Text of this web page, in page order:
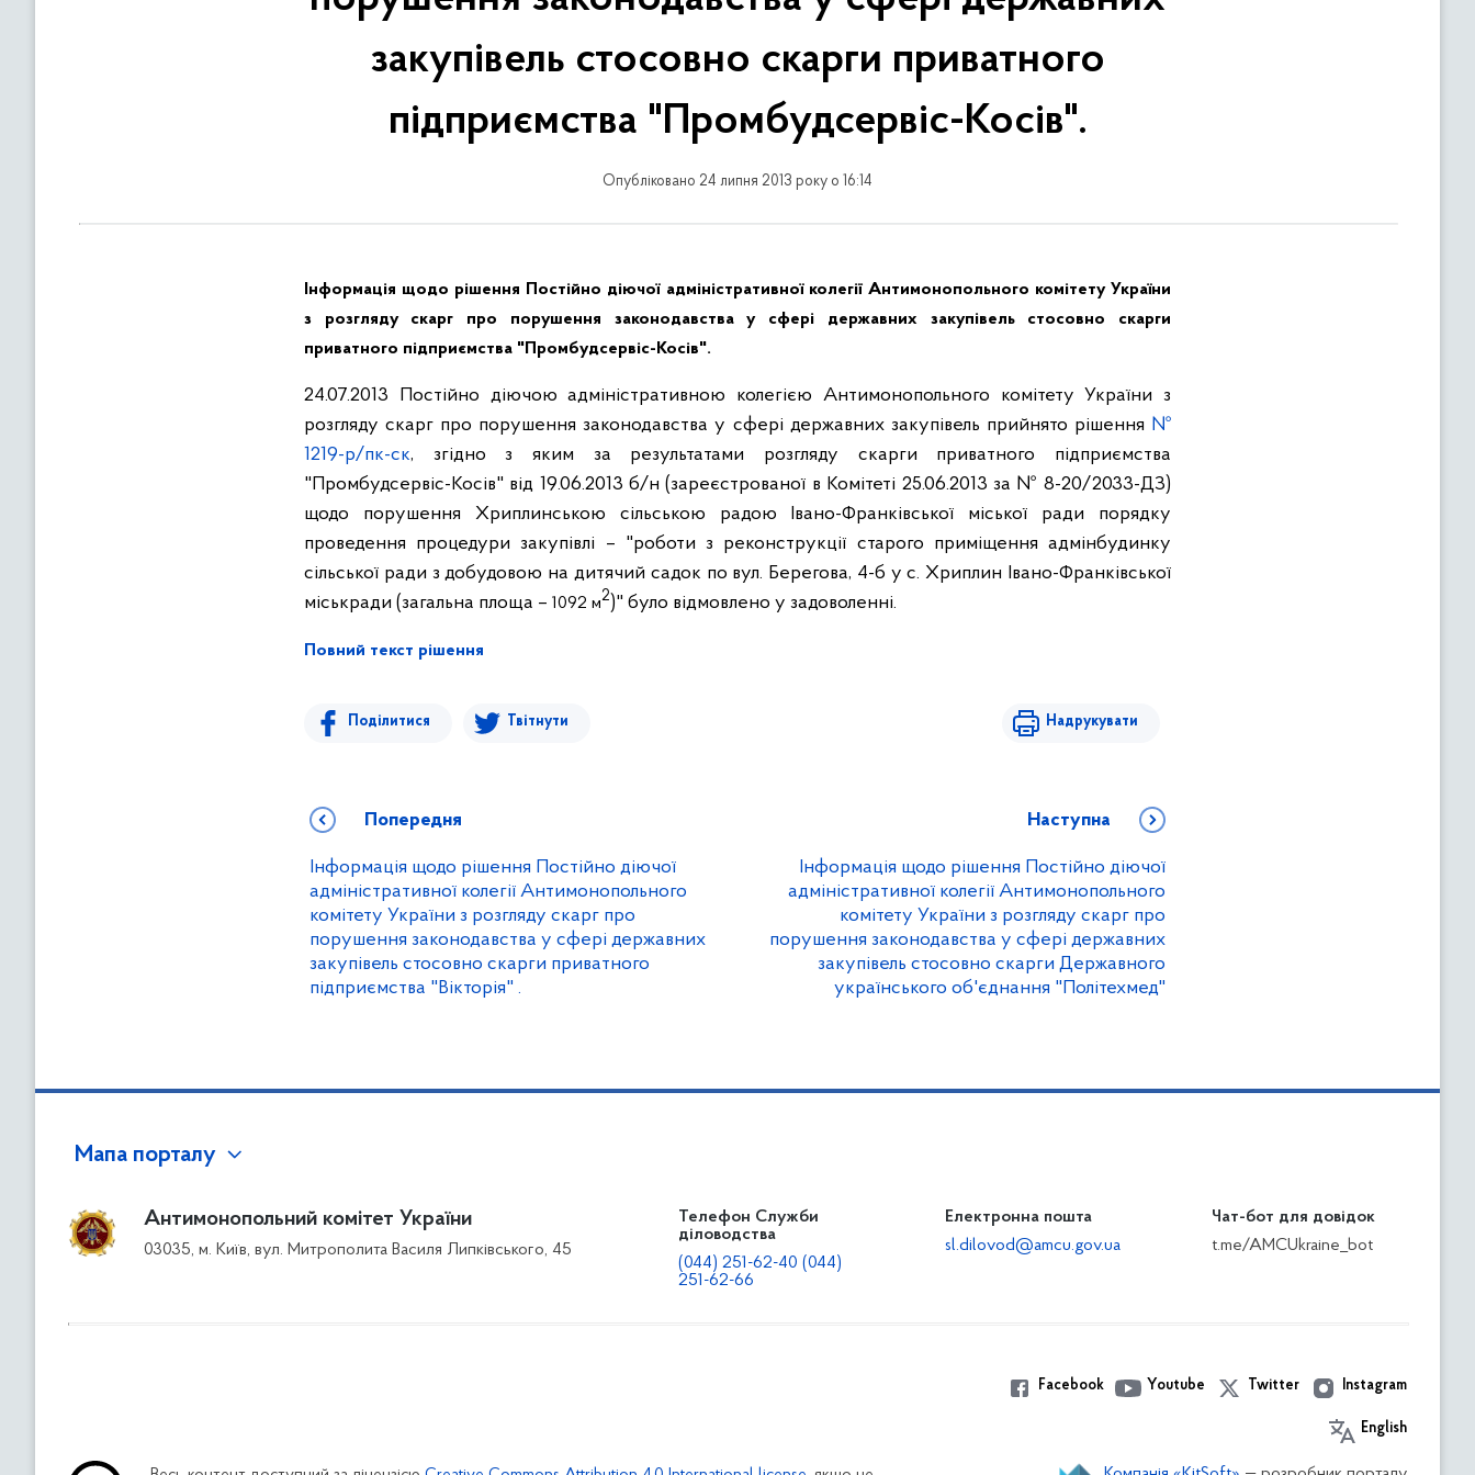
закупівель стосовно скарги приватного
підприємства "Промбудсервіс-Косів".
Опубліковано 24 липня 2013 року о 16:14
Інформація щодо рішення Постійно діючої адміністративної колегії Антимонопольного комітету України
з розгляду скарг про порушення законодавства у сфері державних закупівель стосовно скарги
приватного підприємства "Промбудсервіс-Косів".
24.07.2013 Постійно діючою адміністративною колегією Антимонопольного комітету України з
розгляду скарг про порушення законодавства у сфері державних закупівель прийнято рішення №
1219-р/пк-ск, згідно з яким за результатами розгляду скарги приватного підприємства
"Промбудсервіс-Косів" від 19.06.2013 б/н (зареєстрованої в Комітеті 25.06.2013 за № 8-20/2033-ДЗ)
щодо порушення Хриплинською сільською радою Івано-Франківської міської ради порядку
проведення процедури закупівлі – "роботи з реконструкції старого приміщення адмінбудинку
сільської ради з добудовою на дитячий садок по вул. Берегова, 4-б у с. Хриплин Івано-Франківської
міськради (загальна площа – 1092 м2)" було відмовлено у задоволенні.
Повний текст рішення
Поділитися Твітнути Надрукувати
Попередня
Інформація щодо рішення Постійно діючої
адміністративної колегії Антимонопольного
комітету України з розгляду скарг про
порушення законодавства у сфері державних
закупівель стосовно скарги приватного
підприємства "Вікторія" .
Наступна
Інформація щодо рішення Постійно діючої
адміністративної колегії Антимонопольного
комітету України з розгляду скарг про
порушення законодавства у сфері державних
закупівель стосовно скарги Державного
українського об'єднання "Політехмед"
Мапа порталу
Антимонопольний комітет України
03035, м. Київ, вул. Митрополита Василя Липківського, 45
Телефон Служби
діловодства
(044) 251-62-40 (044)
251-62-66
Електронна пошта
sl.dilovod@amcu.gov.ua
Чат-бот для довідок
t.me/AMCUkraine_bot
Facebook Youtube Twitter Instagram
English